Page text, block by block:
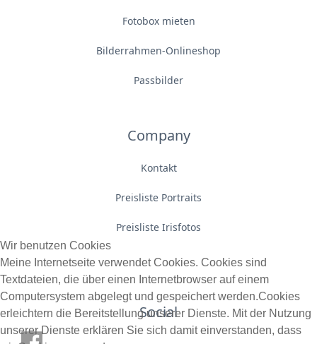
Fotobox mieten
Bilderrahmen-Onlineshop
Passbilder
Company
Kontakt
Preisliste Portraits
Preisliste Irisfotos
Social
Wir benutzen Cookies
Meine Internetseite verwendet Cookies. Cookies sind
Textdateien, die über einen Internetbrowser auf einem
Computersystem abgelegt und gespeichert werden.Cookies
erleichtern die Bereitstellung unserer Dienste. Mit der Nutzung
unserer Dienste erklären Sie sich damit einverstanden, dass